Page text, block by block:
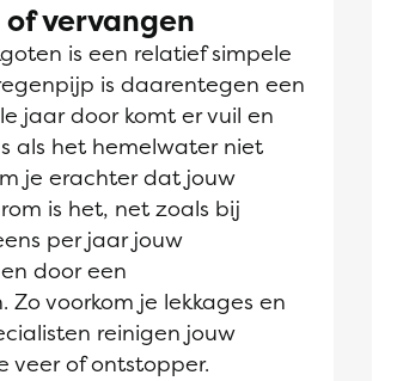
vervangen
is een relatief simpele
is daarentegen een
jaar door komt er vuil en
als het hemelwater niet
je erachter dat jouw
is het, net zoals bij
per jaar jouw
door een
voorkom je lekkages en
reinigen jouw
veer of ontstopper.